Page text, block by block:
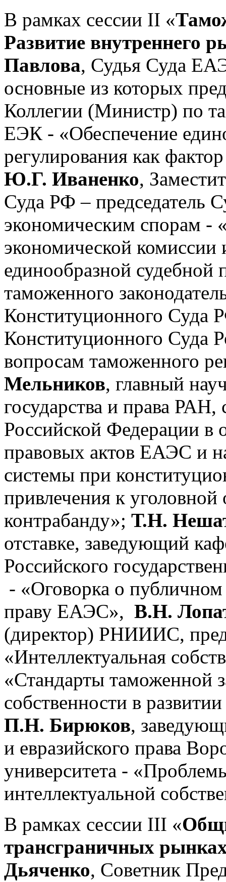
В рамках сессии II «
Развитие внутреннего
Павлова, Судья Суда
основные из которых
Коллегии (Министр) по
ЕЭК - «Обеспечение
регулирования как
Ю.Г. Иваненко,
Суда РФ – председатель
экономическим спорам -
экономической
единообразной судебной
таможенного
Конституционного Суда
Конституционного Суда
вопросам таможенного
Мельников, главный
государства и права
Российской Федерации в
правовых актов ЕАЭС и
системы при
привлечения к уголовной
контрабанду»; Т.Н.
отставке, заведующий
Российского
- «Оговорка о
праву ЕАЭС», В.Н.
(директор) РНИИИС,
«Интеллектуальная
«Стандарты таможенной
собственности в
П.Н. Бирюков,
и евразийского права
университета -
интеллектуальной
В рамках сессии III «
трансграничных
Дьяченко, Советник